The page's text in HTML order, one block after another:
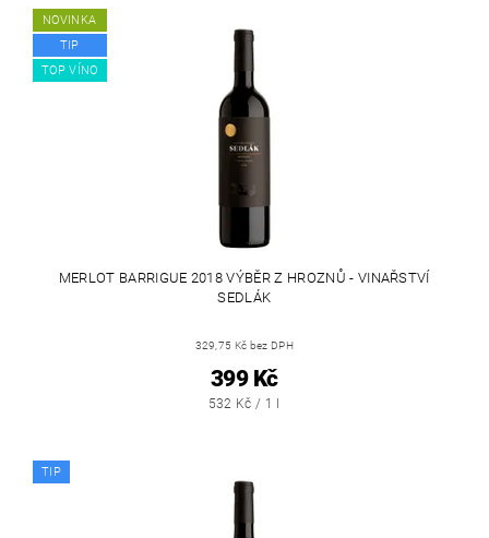
NOVINKA
TIP
TOP VÍNO
MERLOT BARRIGUE 2018 VÝBĚR Z HROZNŮ - VINAŘSTVÍ
SEDLÁK
329,75 Kč bez DPH
399 Kč
532 Kč / 1 l
TIP